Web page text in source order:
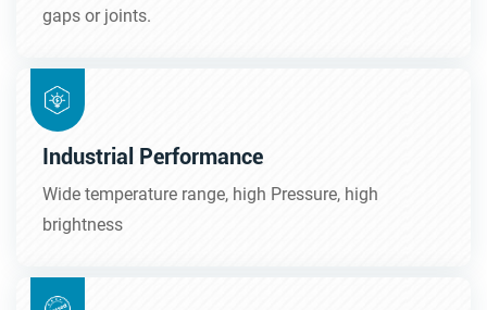
gaps or joints.
Industrial Performance
Wide temperature range, high Pressure, high
brightness